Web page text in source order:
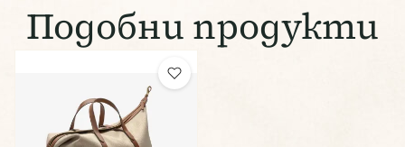
Подобни продукти